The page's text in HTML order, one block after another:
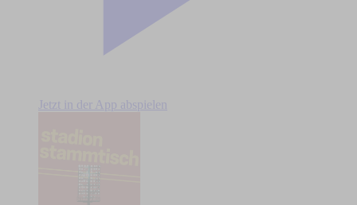
Jetzt in der App abspielen